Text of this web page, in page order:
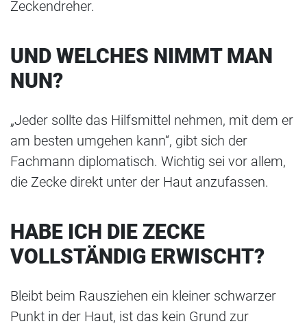
Zeckendreher.
UND WELCHES NIMMT MAN
NUN?
„Jeder sollte das Hilfsmittel nehmen, mit dem er
am besten umgehen kann“, gibt sich der
Fachmann diplomatisch. Wichtig sei vor allem,
die Zecke direkt unter der Haut anzufassen.
HABE ICH DIE ZECKE
VOLLSTÄNDIG ERWISCHT?
Bleibt beim Rausziehen ein kleiner schwarzer
Punkt in der Haut, ist das kein Grund zur